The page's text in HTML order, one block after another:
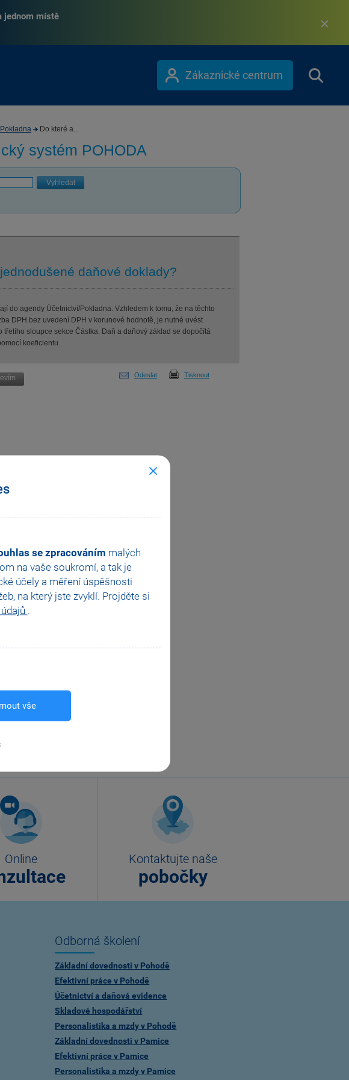
se zpracováním malých
na vaše soukromí, a tak je
účely a měření úspěšnosti
na který jste zvyklí. Projděte si
.
vše
jednom místě
Zákaznické centrum
Pokladna Do které a...
systém POHODA
Vyhledat
daňové doklady?
do agendy Účetnictví/Pokladna. Vzhledem k tomu, že na těchto
DPH bez uvedení DPH v korunové hodnotě, je nutné uvést
sloupce sekce Částka. Daň a daňový základ se dopočítá
koeficientu.
Odeslat Tisknout
Online Kontaktujte naše
pobočky
Odborná školení
Základní dovednosti v Pohodě
Efektivní práce v Pohodě
Účetnictví a daňová evidence
Skladové hospodářství
Personalistika a mzdy v Pohodě
Základní dovednosti v Pamice
Efektivní práce v Pamice
Personalistika a mzdy v Pamice